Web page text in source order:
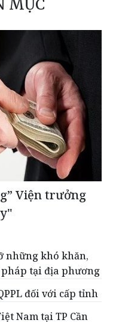
Viện trưởng
những khó khăn,
đối với cấp tỉnh
Nam tại TP Cần
công tác tổ chức